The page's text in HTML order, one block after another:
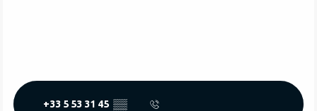
+33 5 53 31 45 ▒▒